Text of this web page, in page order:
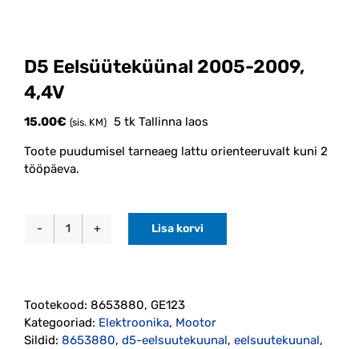
D5 Eelsüüteküünal 2005-2009,
4,4V
15.00€ (sis. KM) 5 tk Tallinna laos
Toote puudumisel tarneaeg lattu orienteeruvalt kuni 2
tööpäeva.
D5
4,4V
kogus
Lisa korvi
Tootekood: 8653880, GE123
Kategooriad: Elektroonika, Mootor
Sildid: 8653880, d5-eelsuutekuunal, eelsuutekuunal,